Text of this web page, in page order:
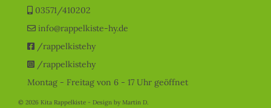
03571/410202
info@rappelkiste-hy.de
/rappelkistehy
/rappelkistehy
Montag - Freitag von 6 - 17 Uhr geöffnet
© 2026 Kita Rappelkiste - Design by Martin D.